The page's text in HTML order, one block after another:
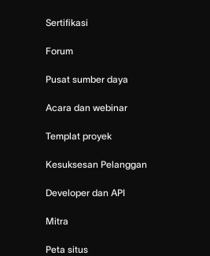
Sertifikasi
Forum
Pusat sumber daya
Acara dan webinar
Templat proyek
Kesuksesan Pelanggan
Developer dan API
Mitra
Peta situs